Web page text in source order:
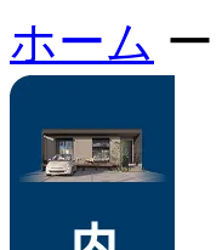
ホーム ー